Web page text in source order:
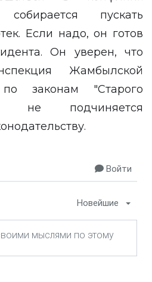
пускать
Если надо, он готов
Он уверен, что
Жамбылской
законам "Старого
не подчиняется
Войти
Новейшие